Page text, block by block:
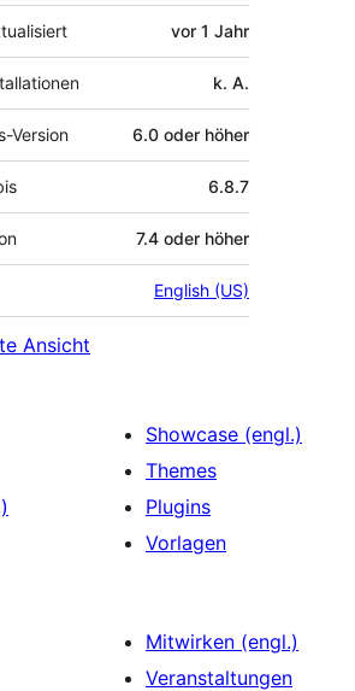
vor 1 Jahr
k. A.
Version 6.0 oder höher
6.8.7
7.4 oder höher
English (US)
Ansicht
Showcase (engl.)
Themes
Plugins
Vorlagen
Mitwirken (engl.)
Veranstaltungen